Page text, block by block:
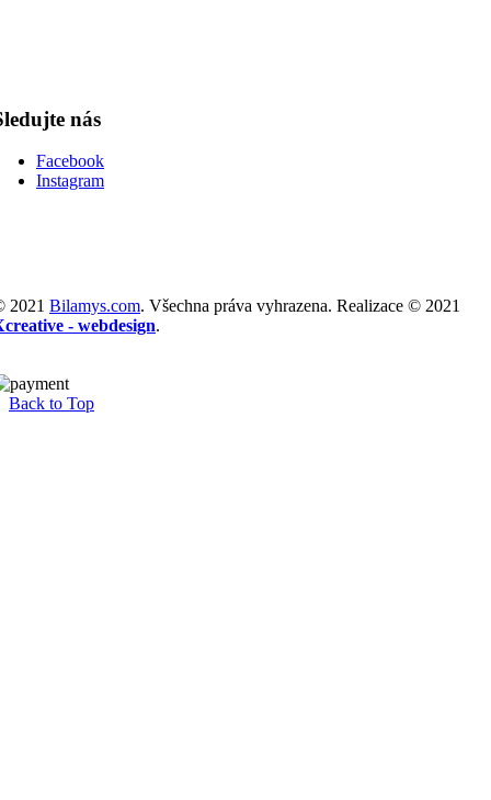
nás
Facebook
Instagram
2021 Bilamys.com. Všechna práva vyhrazena. Realizace © 2021
- webdesign.
Back to Top